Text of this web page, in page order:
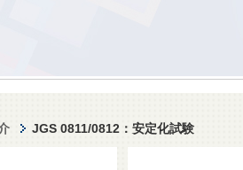
JGS 0811/0812：安定化試験